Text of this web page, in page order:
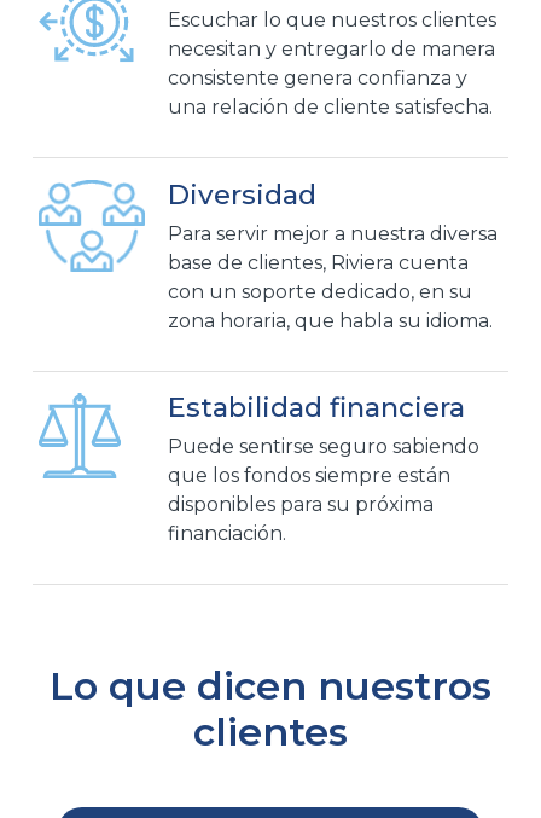
Escuchar lo que nuestros clientes
necesitan y entregarlo de manera
consistente genera confianza y
una relación de cliente satisfecha.
Diversidad
Para servir mejor a nuestra diversa
base de clientes, Riviera cuenta
con un soporte dedicado, en su
zona horaria, que habla su idioma.
Estabilidad financiera
Puede sentirse seguro sabiendo
que los fondos siempre están
disponibles para su próxima
financiación.
Lo que dicen nuestros
clientes